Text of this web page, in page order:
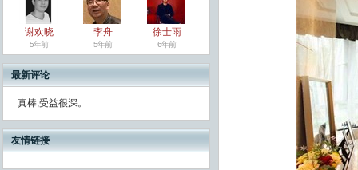
谢欢晓
5年前
李舟
5年前
徐士雨
6年前
最新评论
真棒,受益很深。
友情链接